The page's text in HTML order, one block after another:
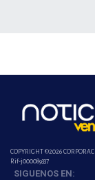
COPYRIGHT ©2026
Rif-j000089337
SIGUENOS EN: